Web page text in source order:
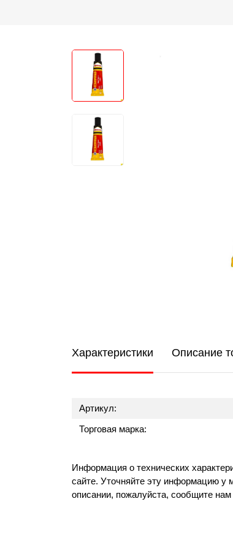
Характеристики Описание
Артикул:
Торговая марка:
Информация о технических
сайте. Уточняйте эту информацию у
описании, пожалуйста, сообщите